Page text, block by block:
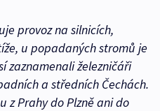
provoz na silnicích,
u popadaných stromů je
zaznamenali železničáři
a středních Čechách.
z Prahy do Plzně ani do